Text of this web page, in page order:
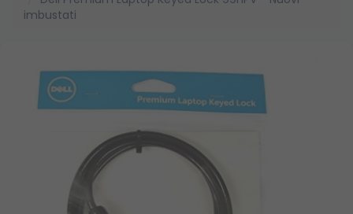
imbustati